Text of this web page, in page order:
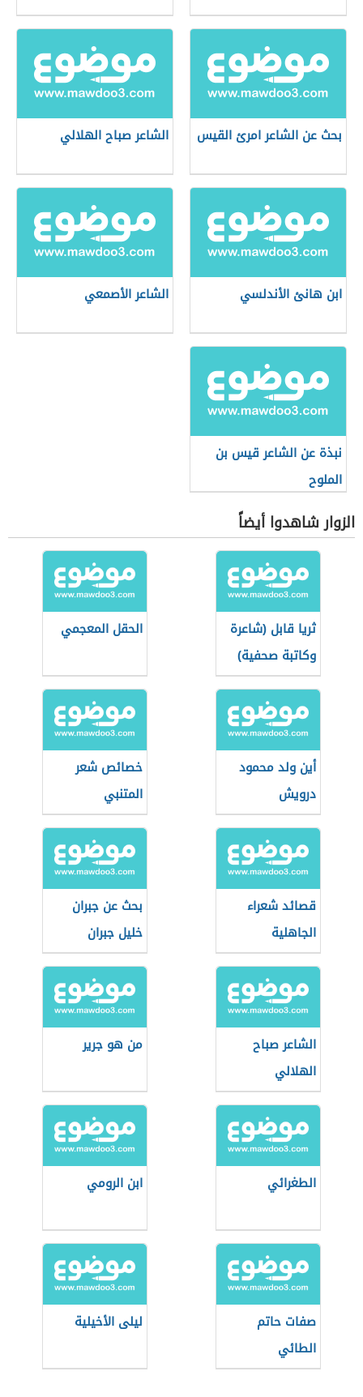
بحث عن الشاعر امرئ القيس الشاعر صباح الهلالي
ابن هانئ الأندلسي الشاعر الأصمعي
نبذة عن الشاعر قيس بن
الملوح
الزوار شاهدوا أيضاً
ثريا قابل (شاعرة
وكاتبة صحفية)
الحقل المعجمي
أين ولد محمود
درويش
خصائص شعر
المتنبي
قصائد شعراء
الجاهلية
بحث عن جبران
خليل جبران
الشاعر صباح
الهلالي
من هو جرير
الطغرائي ابن الرومي
صفات حاتم
الطائي
ليلى الأخيلية